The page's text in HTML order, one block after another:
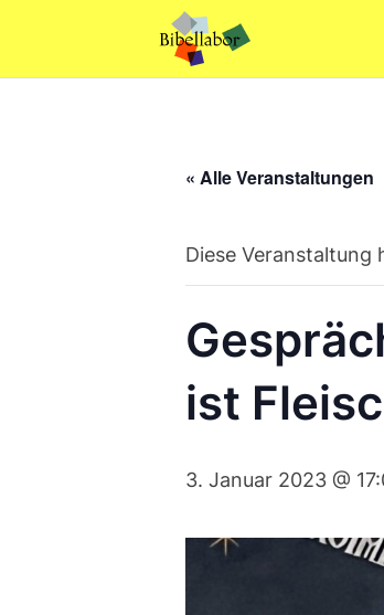
content
« Alle Veranstaltungen
Diese
ist
3. Januar 2023 @